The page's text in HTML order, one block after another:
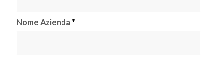
Nome Azienda *